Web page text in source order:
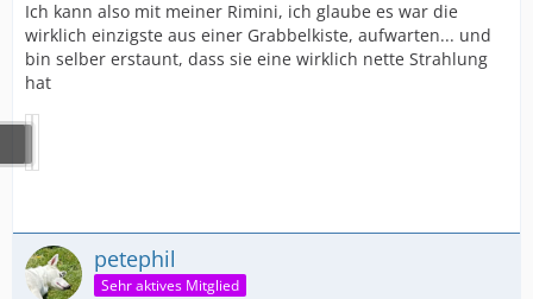
Ich kann also mit meiner Rimini, ich glaube es war die
wirklich einzigste aus einer Grabbelkiste, aufwarten... und
bin selber erstaunt, dass sie eine wirklich nette Strahlung
hat
petephil
Sehr aktives Mitglied